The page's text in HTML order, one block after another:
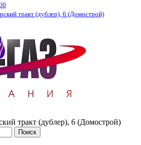
тракт (дублер), 6 (Домострой)
тракт (дублер), 6 (Домострой)
Поиск